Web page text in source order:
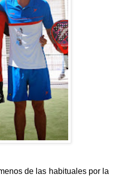
de las habituales por la